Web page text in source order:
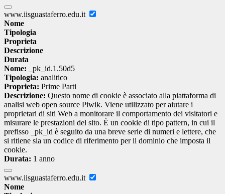
www.iisguastaferro.edu.it
Nome
Tipologia
Proprieta
Descrizione
Durata
Nome: _pk_id.1.50d5
Tipologia: analitico
Proprieta: Prime Parti
Descrizione: Questo nome di cookie è associato alla piattaforma di
analisi web open source Piwik. Viene utilizzato per aiutare i
proprietari di siti Web a monitorare il comportamento dei visitatori e
misurare le prestazioni del sito. È un cookie di tipo pattern, in cui il
prefisso _pk_id è seguito da una breve serie di numeri e lettere, che
si ritiene sia un codice di riferimento per il dominio che imposta il
cookie.
Durata: 1 anno
www.iisguastaferro.edu.it
Nome